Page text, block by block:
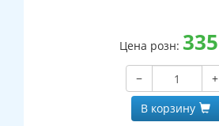
Цена розн: 335
−
+
В корзину